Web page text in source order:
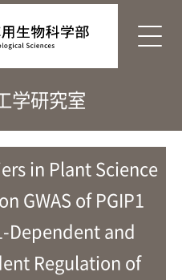
学研究室
in Plant Science
GWAS of PGIP1
Dependent and
Regulation of